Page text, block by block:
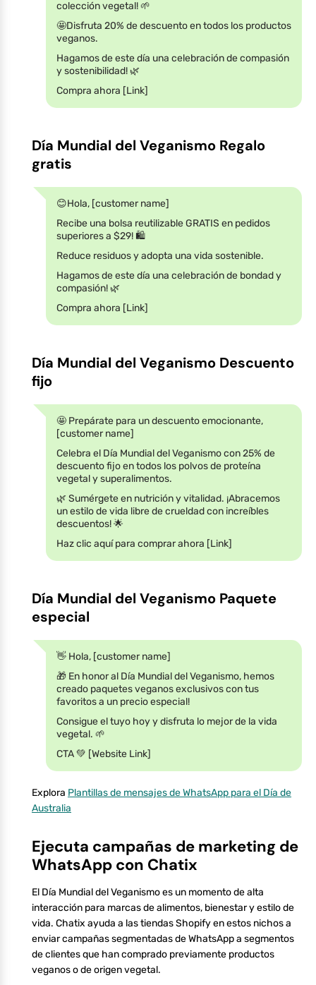
colección vegetal! 🌱
🤩Disfruta 20% de descuento en todos los productos
veganos.
Hagamos de este día una celebración de compasión
y sostenibilidad! 🌿
Compra ahora [Link]
Día Mundial del Veganismo Regalo
gratis
😊Hola, [customer name]
Recibe una bolsa reutilizable GRATIS en pedidos
superiores a $29! 🛍️
Reduce residuos y adopta una vida sostenible.
Hagamos de este día una celebración de bondad y
compasión! 🌿
Compra ahora [Link]
Día Mundial del Veganismo Descuento
fijo
🤩 Prepárate para un descuento emocionante,
[customer name]
Celebra el Día Mundial del Veganismo con 25% de
descuento fijo en todos los polvos de proteína
vegetal y superalimentos.
🌿 Sumérgete en nutrición y vitalidad. ¡Abracemos
un estilo de vida libre de crueldad con increíbles
descuentos! 🌟
Haz clic aquí para comprar ahora [Link]
Día Mundial del Veganismo Paquete
especial
👋 Hola, [customer name]
🎁 En honor al Día Mundial del Veganismo, hemos
creado paquetes veganos exclusivos con tus
favoritos a un precio especial!
Consigue el tuyo hoy y disfruta lo mejor de la vida
vegetal. 🌱
CTA 💚 [Website Link]
Explora Plantillas de mensajes de WhatsApp para el Día de
Australia
Ejecuta campañas de marketing de
WhatsApp con Chatix
El Día Mundial del Veganismo es un momento de alta
interacción para marcas de alimentos, bienestar y estilo de
vida. Chatix ayuda a las tiendas Shopify en estos nichos a
enviar campañas segmentadas de WhatsApp a segmentos
de clientes que han comprado previamente productos
veganos o de origen vegetal.